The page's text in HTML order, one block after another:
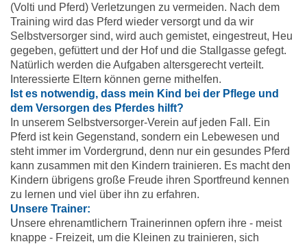
(Volti und Pferd) Verletzungen zu vermeiden. Nach dem
Training wird das Pferd wieder versorgt und da wir
Selbstversorger sind, wird auch gemistet, eingestreut, Heu
gegeben, gefüttert und der Hof und die Stallgasse gefegt.
Natürlich werden die Aufgaben altersgerecht verteilt.
Interessierte Eltern können gerne mithelfen.
Ist es notwendig, dass mein Kind bei der Pflege und
dem Versorgen des Pferdes hilft?
In unserem Selbstversorger-Verein auf jeden Fall. Ein
Pferd ist kein Gegenstand, sondern ein Lebewesen und
steht immer im Vordergrund, denn nur ein gesundes Pferd
kann zusammen mit den Kindern trainieren. Es macht den
Kindern übrigens große Freude ihren Sportfreund kennen
zu lernen und viel über ihn zu erfahren.
Unsere Trainer:
Unsere ehrenamtlichern Trainerinnen opfern ihre - meist
knappe - Freizeit, um die Kleinen zu trainieren, sich